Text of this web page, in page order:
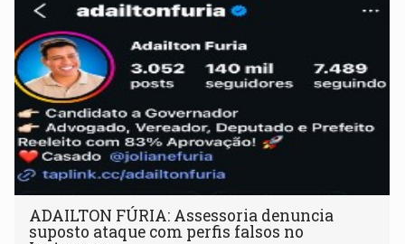
ADAILTON FÚRIA: Assessoria denuncia
suposto ataque com perfis falsos no